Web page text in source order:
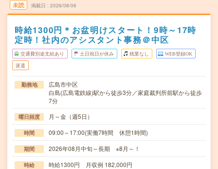
未読 掲載日 2026/08/06
時給1300円＊お盆明けスタート！9時～17時
定時！社内のアシスタント事務＠中区
交通費別途支給あり 土日祝日が休み 残業なし WEB登録OK
派遣
勤務地
広島市中区
白島(広島電鉄線)駅から徒歩3分／家庭裁判所前駅から徒歩
7分
曜日頻度 月～金（週5日）
時間 09:00～17:00(実働7時間 休憩1時間)
期間 2026年08月中旬～長期 ※8月～！
時給 時給1300円 月収例 182,000円